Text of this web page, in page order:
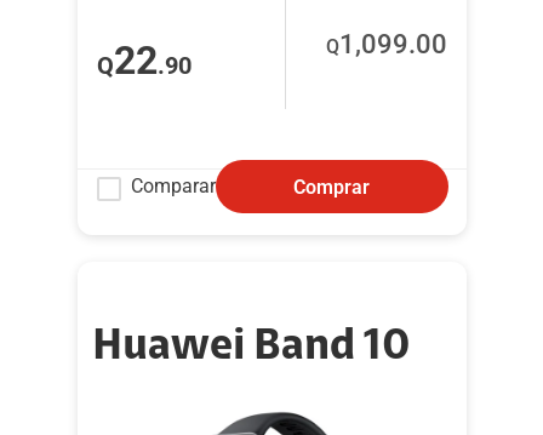
Q22.90
Q1,099.00
Comparar Comprar
Huawei Band 10